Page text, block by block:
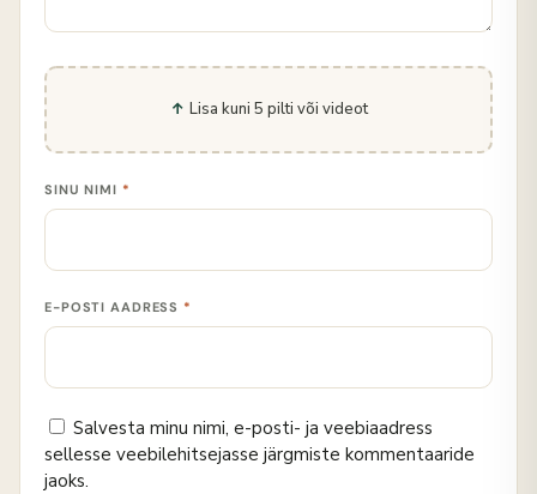
Lisa kuni 5 pilti või videot
SINU NIMI *
E-POSTI AADRESS *
Salvesta minu nimi, e-posti- ja veebiaadress
sellesse veebilehitsejasse järgmiste kommentaaride
jaoks.